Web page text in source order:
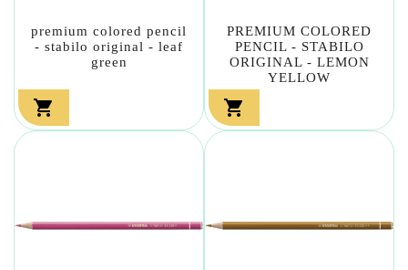
premium colored pencil
- stabilo original - leaf
green

PREMIUM COLORED
PENCIL - STABILO
ORIGINAL - LEMON
YELLOW
